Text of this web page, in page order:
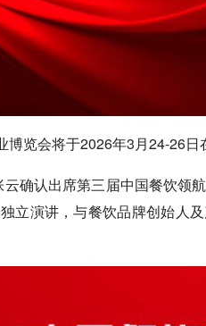
览会将于2026年3月24-26日
确认出席第三届中国餐饮领
立演讲，与餐饮品牌创始人